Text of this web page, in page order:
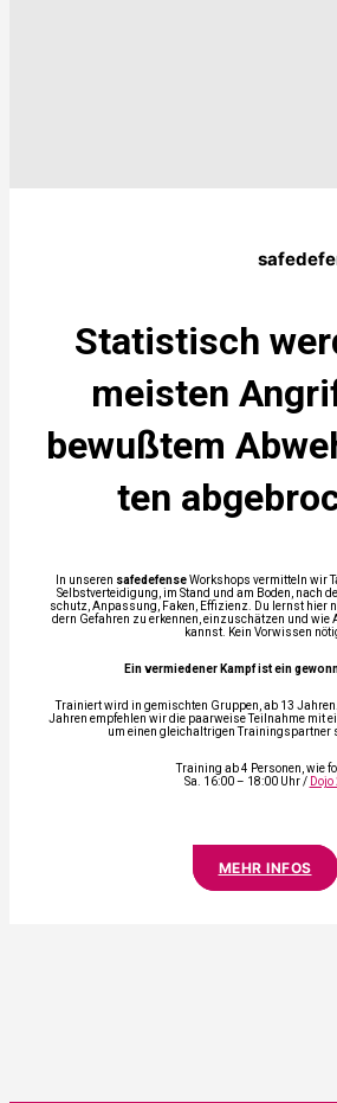
Sta­tis­tisch
meis­ten
bewuß­tem
ten
In unse­ren safe­de­fen­seWork­shops ver­mit­teln wir
Selbst­ver­tei­di­gung, im Stand und am Boden, nach
schutz, Anpas­sung, Faken, Effi­zi­enz. Du lernst hier
dern Gefah­ren zu erken­nen, ein­zu­schät­zen und wie
kannst. Kein Vor­wis­sen
Ein ver­mie­de­ner Kampf ist ein
Trai­niert wird in gemisch­ten Grup­pen, ab 13
Jah­ren emp­feh­len wir die paar­wei­se Teil­nah­me mit
um einen gleich­alt­ri­gen Trai­nings­part­ner
Trai­ning ab 4 Per­so­nen, wie
Sa. 16:00 – 18:00 Uhr / Dojo
MEHR INFOS